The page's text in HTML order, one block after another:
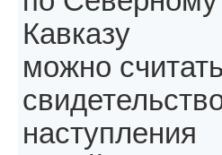
Кавказу
можно считать
наступления